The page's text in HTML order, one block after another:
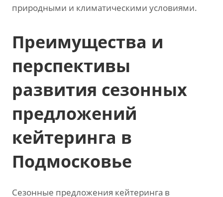
природными и климатическими условиями.
Преимущества и
перспективы
развития сезонных
предложений
кейтеринга в
Подмосковье
Сезонные предложения кейтеринга в